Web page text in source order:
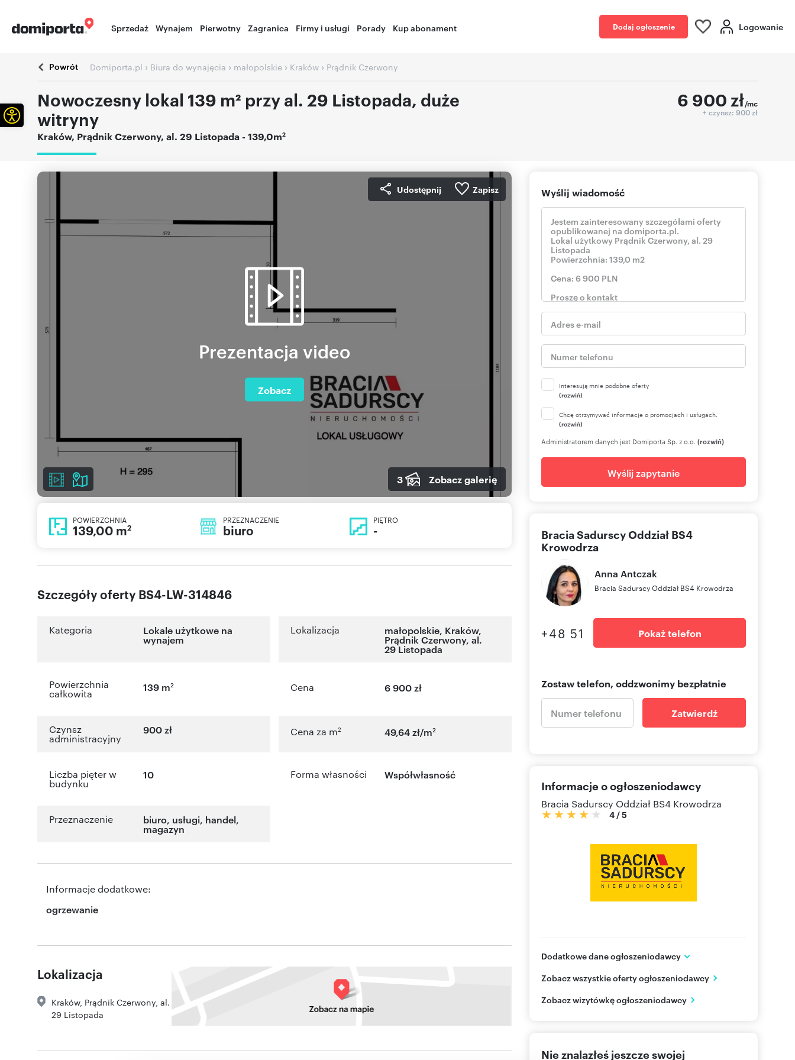
Sprzedaż Wynajem Pierwotny Zagranica Firmy i usługi Porady Kup abonament Dodaj ogłoszenie Logowanie
Powrót Domiporta.pl › Biura do wynajęcia › małopolskie › Kraków › Prądnik Czerwony
Nowoczesny lokal 139 m² przy al. 29 Listopada, duże
witryny
Kraków, Prądnik Czerwony, al. 29 Listopada - 139,0m2
6 900 zł/mc
+ czynsz: 900 zł
Udostępnij Zapisz
Prezentacja video
Zobacz
3 Zobacz galerię
POWIERZCHNIA
139,00 m2
PRZEZNACZENIE
biuro
PIĘTRO
-
Szczegóły oferty BS4-LW-314846
Kategoria Lokale użytkowe na
wynajem
Lokalizacja małopolskie, Kraków,
Prądnik Czerwony,al.
29 Listopada
Powierzchnia
całkowita
139 m2 Cena 6 900 zł
Czynsz
administracyjny
900 zł Cena za m2 49,64 zł/m2
Liczba pięter w
budynku
10 Forma własności Współwłasność
Przeznaczenie biuro, usługi, handel,
magazyn
Informacje dodatkowe:
ogrzewanie
Lokalizacja
Kraków, Prądnik Czerwony, al.
29 Listopada
Wyślij wiadomość
Interesują mnie podobne oferty
(rozwiń)
Chcę otrzymywać informacje o promocjach i usługach.
(rozwiń)
Administratorem danych jest Domiporta Sp. z o.o. (rozwiń)
Wyślij zapytanie
Bracia Sadurscy Oddział BS4
Krowodrza
Anna Antczak
Bracia Sadurscy Oddział BS4 Krowodrza
+48 51 Pokaż telefon
Zostaw telefon, oddzwonimy bezpłatnie
Zatwierdź
Informacje o ogłoszeniodawcy
Bracia Sadurscy Oddział BS4 Krowodrza
4 /5
Dodatkowe dane ogłoszeniodawcy
Kraków
PL
Zobacz wszystkie oferty ogłoszeniodawcy
Zobacz wizytówkę ogłoszeniodawcy
Nie znalazłeś jeszcze swojej
Otwórz pasek narzędzi